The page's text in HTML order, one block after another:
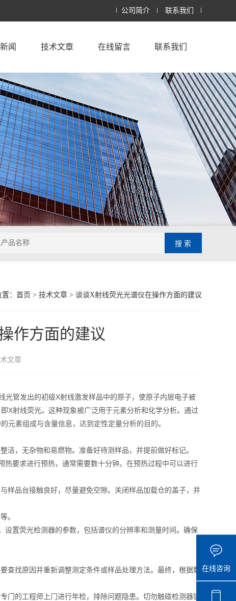
公司简介 联系我们
闻 技术文章 在线留言 联系我们
： 首页 > 技术文章> 谈谈X射线荧光光谱仪在操作方面的建议
作方面的建议
文章
管发出的初级X射线激发样品中的原子，使原子内层电子被
X射线荧光。这种现象被广泛用于元素分析和化学分析。通过
元素组成与含量信息，达到定性定量分析的目的。
，无杂物和易燃物。准备好待测样品，并提前做好标记。
要求进行预热，通常需要数十分钟。在预热过程中可以进行
品台接触良好，尽量避免空隙。关闭样品加载仓的盖子，并
。
置荧光检测器的参数，包括谱仪的分辨率和测量时间。确保
找原因并重新调整测定条件或样品处理方法。最终，根据数
的工程师上门进行年检，排除问题隐患。切勿触碰检测器铍
在线咨询